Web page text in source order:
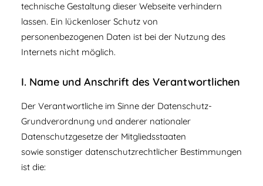
technische Gestaltung dieser Webseite verhindern
lassen. Ein lückenloser Schutz von
personenbezogenen Daten ist bei der Nutzung des
Internets nicht möglich.
I. Name und Anschrift des Verantwortlichen
Der Verantwortliche im Sinne der Datenschutz-
Grundverordnung und anderer nationaler
Datenschutzgesetze der Mitgliedsstaaten
sowie sonstiger datenschutzrechtlicher Bestimmungen
ist die: